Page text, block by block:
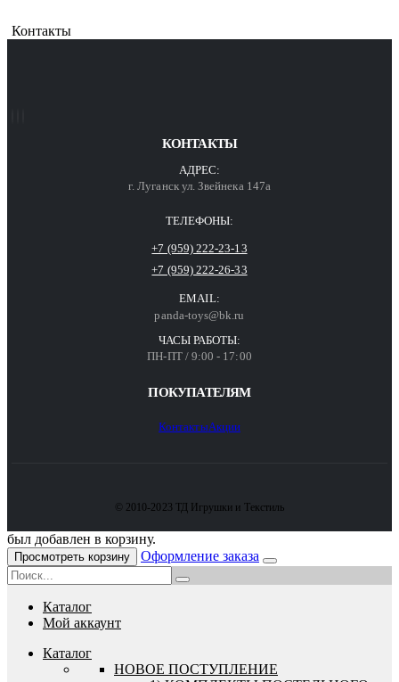
Контакты
КОНТАКТЫ
АДРЕС:
г. Луганск ул. Звейнека 147а
ТЕЛЕФОНЫ:
+7 (959) 222-23-13
+7 (959) 222-26-33
EMAIL:
panda-toys@bk.ru
ЧАСЫ РАБОТЫ:
ПН-ПТ / 9:00 - 17:00
ПОКУПАТЕЛЯМ
КонтактыАкции
© 2010-2023 ТД Игрушки и Текстиль
был добавлен в корзину.
Просмотреть корзину Оформление заказа
Каталог
Мой аккаунт
Каталог
HОВОЕ ПОСТУПЛЕНИЕ